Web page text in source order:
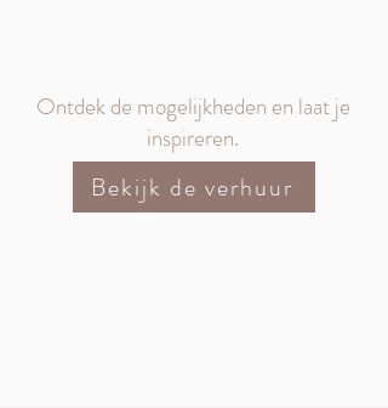
Ontdek de mogelijkheden en laat je
inspireren.
Bekijk de verhuur